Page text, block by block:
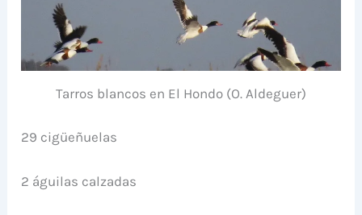
Tarros blancos en El Hondo (O. Aldeguer)
29 cigüeñuelas
2 águilas calzadas